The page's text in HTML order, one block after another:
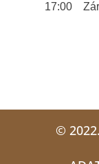
17:00
©